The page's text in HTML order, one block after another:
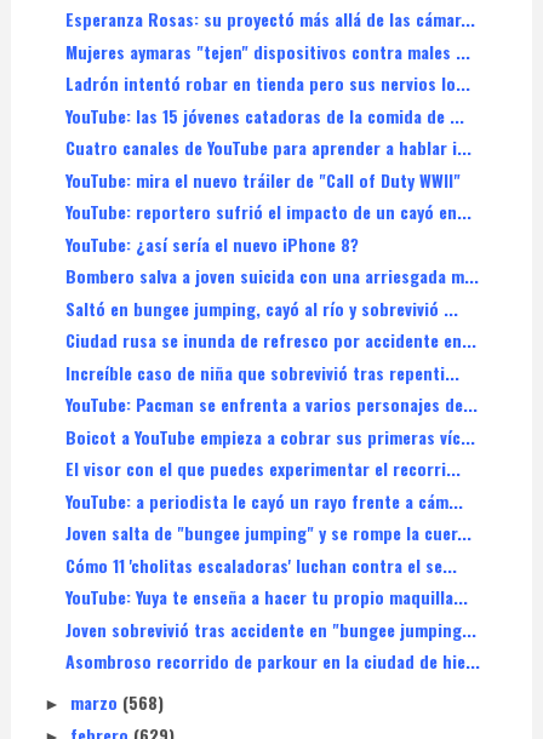
Esperanza Rosas: su proyectó más allá de las cámar...
Mujeres aymaras "tejen" dispositivos contra males ...
Ladrón intentó robar en tienda pero sus nervios lo...
YouTube: las 15 jóvenes catadoras de la comida de ...
Cuatro canales de YouTube para aprender a hablar i...
YouTube: mira el nuevo tráiler de "Call of Duty WWII"
YouTube: reportero sufrió el impacto de un cayó en...
YouTube: ¿así sería el nuevo iPhone 8?
Bombero salva a joven suicida con una arriesgada m...
Saltó en bungee jumping, cayó al río y sobrevivió ...
Ciudad rusa se inunda de refresco por accidente en...
Increíble caso de niña que sobrevivió tras repenti...
YouTube: Pacman se enfrenta a varios personajes de...
Boicot a YouTube empieza a cobrar sus primeras víc...
El visor con el que puedes experimentar el recorri...
YouTube: a periodista le cayó un rayo frente a cám...
Joven salta de "bungee jumping" y se rompe la cuer...
Cómo 11 'cholitas escaladoras' luchan contra el se...
YouTube: Yuya te enseña a hacer tu propio maquilla...
Joven sobrevivió tras accidente en "bungee jumping...
Asombroso recorrido de parkour en la ciudad de hie...
► marzo (568)